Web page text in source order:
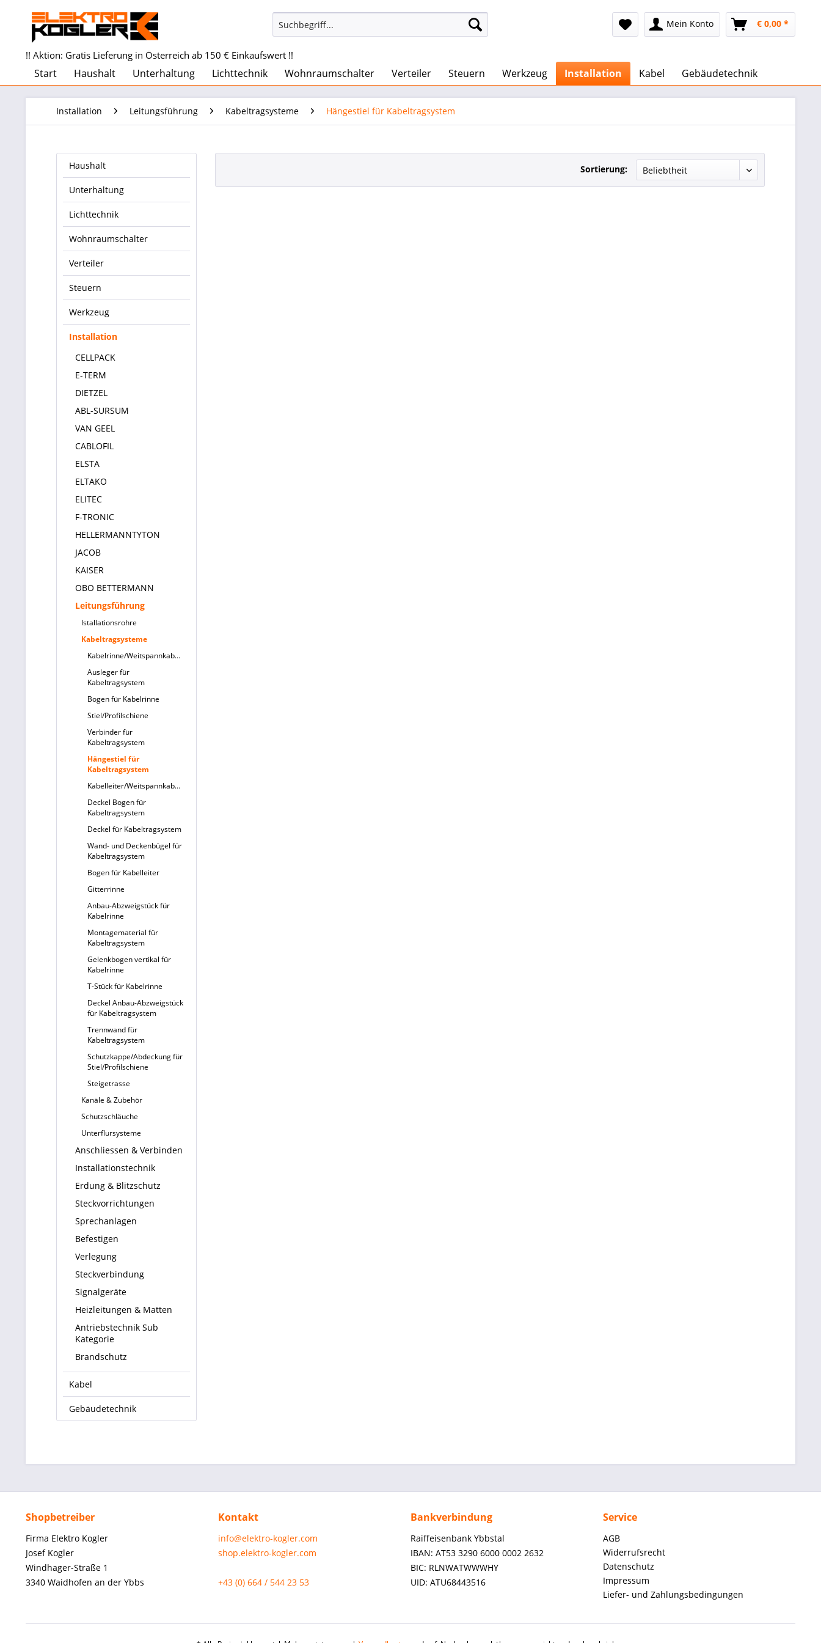
Mein Konto € 0,00 *
!! Aktion: Gratis Lieferung in Österreich ab 150 € Einkaufswert !!
Start Haushalt Unterhaltung Lichttechnik Wohnraumschalter Verteiler Steuern Werkzeug Installation Kabel Gebäudetechnik
Installation Leitungsführung Kabeltragsysteme Hängestiel für Kabeltragsystem
Haushalt
Unterhaltung
Lichttechnik
Wohnraumschalter
Verteiler
Steuern
Werkzeug
Installation
CELLPACK
E-TERM
DIETZEL
ABL-SURSUM
VAN GEEL
CABLOFIL
ELSTA
ELTAKO
ELITEC
F-TRONIC
HELLERMANNTYTON
JACOB
KAISER
OBO BETTERMANN
Leitungsführung
Istallationsrohre
Kabeltragsysteme
Kabelrinne/Weitspannkabelrinne
Ausleger für
Kabeltragsystem
Bogen für Kabelrinne
Stiel/Profilschiene
Verbinder für
Kabeltragsystem
Hängestiel für
Kabeltragsystem
Kabelleiter/Weitspannkabelleiter
Deckel Bogen für
Kabeltragsystem
Deckel für Kabeltragsystem
Wand- und Deckenbügel für
Kabeltragsystem
Bogen für Kabelleiter
Gitterrinne
Anbau-Abzweigstück für
Kabelrinne
Montagematerial für
Kabeltragsystem
Gelenkbogen vertikal für
Kabelrinne
T-Stück für Kabelrinne
Deckel Anbau-Abzweigstück
für Kabeltragsystem
Trennwand für
Kabeltragsystem
Schutzkappe/Abdeckung für
Stiel/Profilschiene
Steigetrasse
Kanäle & Zubehör
Schutzschläuche
Unterflursysteme
Anschliessen & Verbinden
Installationstechnik
Erdung & Blitzschutz
Steckvorrichtungen
Sprechanlagen
Befestigen
Verlegung
Steckverbindung
Signalgeräte
Heizleitungen & Matten
Antriebstechnik Sub
Kategorie
Brandschutz
Kabel
Gebäudetechnik
Sortierung:
Shopbetreiber
Firma Elektro Kogler
Josef Kogler
Windhager-Straße 1
3340 Waidhofen an der Ybbs
Kontakt
info@elektro-kogler.com
shop.elektro-kogler.com
+43 (0) 664 / 544 23 53
Bankverbindung
Raiffeisenbank Ybbstal
IBAN: AT53 3290 6000 0002 2632
BIC: RLNWATWWWHY
UID: ATU68443516
Service
AGB
Widerrufsrecht
Datenschutz
Impressum
Liefer- und Zahlungsbedingungen